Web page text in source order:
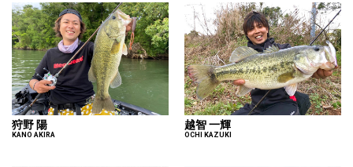
狩野 陽
KANO AKIRA
越智 一輝
OCHI KAZUKI